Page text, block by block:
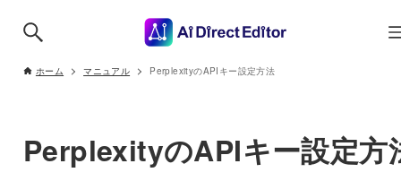
ホーム マニュアル PerplexityのAPIキー設定方法
PerplexityのAPIキー設定方